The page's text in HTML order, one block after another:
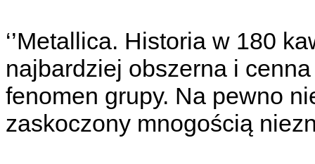
‘’Metallica. Historia w 180
najbardziej obszerna i
fenomen grupy. Na pewno
zaskoczony mnogością